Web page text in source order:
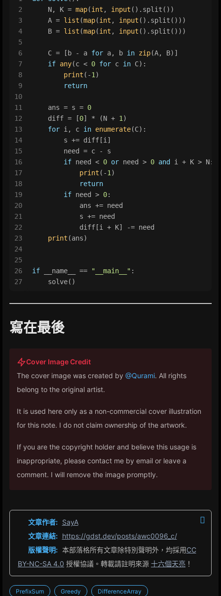
2
3
4
5
6
7
8
9
10
11
12
13
14
15
16
17
18
19
20
21
22
23
24
25
26
27
    N, K =
map(int , input ().split())
    A =
list (map(int , input ().split()))
    B =
list (map(int , input ().split()))
    C = [b - a
for a, b in zip(A, B)]
if any(c < 0 for c in C):
print (-1)
return
    ans = s =
0
    diff = [
0] * (N + 1)
for i, c in enumerate(C):
        s += diff[i]
        need = c - s
if need < 0 or need > 0 and
i + K > N:
print (-1)
return
if need > 0:
            ans += need
            s += need
            diff[i + K] -= need
print (ans)
if __name__ == "__main__" :
    solve()
寫在最後
Cover Image Credit
The cover image was created by @Qurami. All rights
belong to the original artist.
It is used here only as a non-commercial cover illustration
for this note. I do not claim ownership of the artwork.
If you are the copyright holder and believe this usage is
inappropriate, please contact me by email or leave a
comment. I will remove the image promptly.
文章作者: SayA
文章連結: https://gdst.dev/posts/awc0096_c/
版權聲明: 本部落格所有文章除特別聲明外，均採用CC
BY-NC-SA 4.0 授權協議。轉載請註明來源 十六個天亮 ！
PrefixSum Greedy DifferenceArray